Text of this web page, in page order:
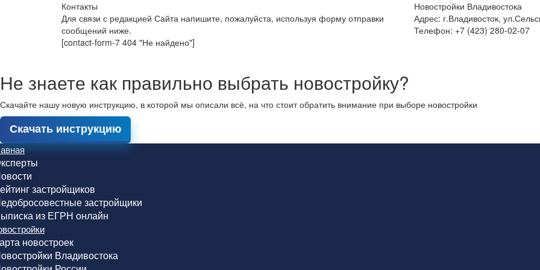
Контакты
Для связи с редакцией Сайта напишите, пожалуйста, используя форму отправки
сообщений ниже.
[contact-form-7 404 "Не найдено"]
Новостройки Владивостока
Адрес: г.Владивосток,
Телефон: +7 (423) 280-02-07
Не знаете как правильно выбрать новостройку?
Скачайте нашу новую инструкцию, в которой мы описали всё, на что стоит обратить внимание при выборе новостройки
Скачать инструкцию
застройщиков
застройщики
из ЕГРН онлайн
новостроек
Владивостока